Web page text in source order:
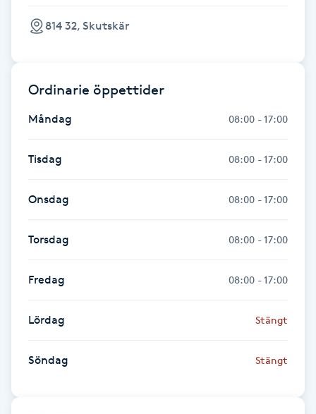
Frekvensterapi
Friskvård
Friskvårdsmassage
Frisör
Funktionsanalys
Gellack
814 32, Skutskär
Ordinarie öppettider
Måndag 08:00 - 17:00
Tisdag 08:00 - 17:00
Onsdag 08:00 - 17:00
Torsdag 08:00 - 17:00
Fredag 08:00 - 17:00
Lördag Stängt
Söndag Stängt